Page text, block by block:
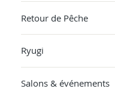
Retour de Pêche
Ryugi
Salons & événements